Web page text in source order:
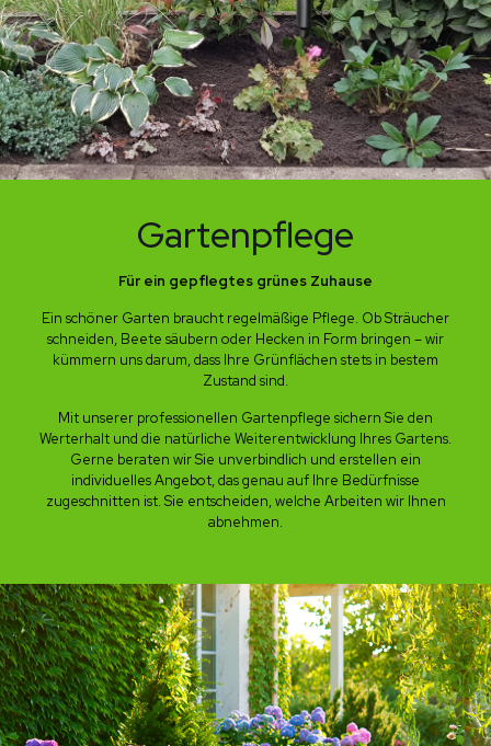
Gartenpflege
Für ein gepflegtes grünes Zuhause
Ein schöner Garten braucht regelmäßige Pflege. Ob Sträucher
schneiden, Beete säubern oder Hecken in Form bringen – wir
kümmern uns darum, dass Ihre Grünflächen stets in bestem
Zustand sind.
Mit unserer professionellen Gartenpflege sichern Sie den
Werterhalt und die natürliche Weiterentwicklung Ihres Gartens.
Gerne beraten wir Sie unverbindlich und erstellen ein
individuelles Angebot, das genau auf Ihre Bedürfnisse
zugeschnitten ist. Sie entscheiden, welche Arbeiten wir Ihnen
abnehmen.